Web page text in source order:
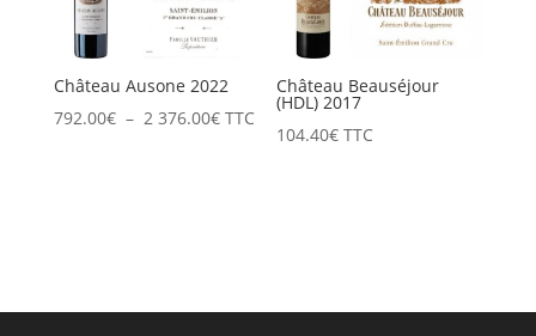
Château Ausone 2022
792.00€ – 2 376.00€Plage
TTC
Château Beauséjour
(HDL) 2017
104.40€ TTC